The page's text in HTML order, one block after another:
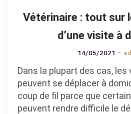
Vétérinaire : tout sur
d’une visite à
14/05/2021
Dans la plupart des cas, les
peuvent se déplacer à
coup de fil parce que
peuvent rendre difficile le